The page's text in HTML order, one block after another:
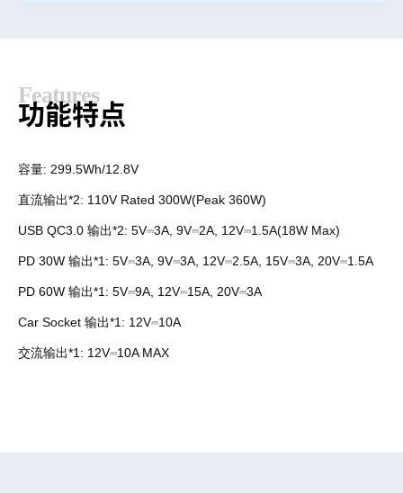
Features
功能特点
容量: 299.5Wh/12.8V
直流输出*2: 110V Rated 300W(Peak 360W)
USB QC3.0 输出*2: 5V⎓3A, 9V⎓2A, 12V⎓1.5A(18W Max)
PD 30W 输出*1: 5V⎓3A, 9V⎓3A, 12V⎓2.5A, 15V⎓3A, 20V⎓1.5A
PD 60W 输出*1: 5V⎓9A, 12V⎓15A, 20V⎓3A
Car Socket 输出*1: 12V⎓10A
交流输出*1: 12V⎓10A MAX